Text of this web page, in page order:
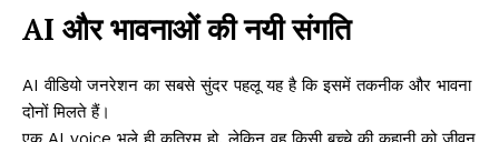
AI और भावनाओं की नयी संगति
AI वीडियो जनरेशन का सबसे सुंदर पहलू यह है कि इसमें तकनीक और भावना
दोनों मिलते हैं।